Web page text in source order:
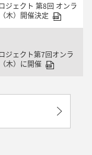
ジェクト 第8回 オンラ
木）開催決定
ジェクト第7回オンラ
木）に開催